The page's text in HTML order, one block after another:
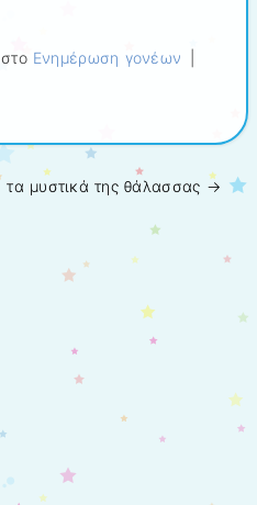
στο Ενημέρωση γονέων
τα μυστικά της θάλασσας →